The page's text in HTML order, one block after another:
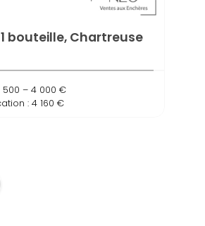
bouteille, Chartreuse
500 – 4 000 €
: 4 160 €